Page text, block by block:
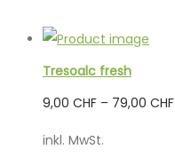
Tresoalc fresh
9,00 CHF – 79,00 CHF
inkl. MwSt.